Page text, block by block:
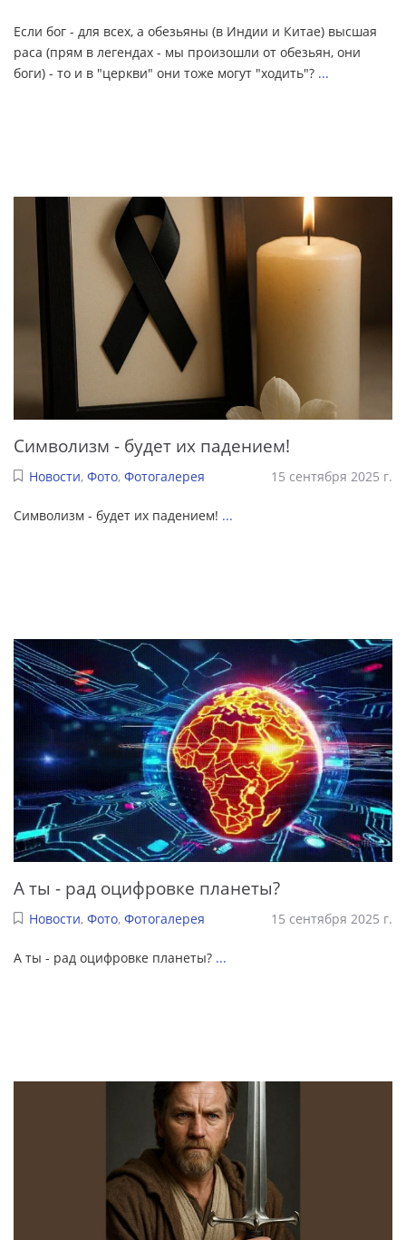
Если бог - для всех, а обезьяны (в Индии и Китае) высшая
раса (прям в легендах - мы произошли от обезьян, они
боги) - то и в "церкви" они тоже могут "ходить"? ...
Символизм - будет их падением!
Новости, Фото, Фотогалерея 15 сентября 2025 г.
Символизм - будет их падением! ...
А ты - рад оцифровке планеты?
Новости, Фото, Фотогалерея 15 сентября 2025 г.
А ты - рад оцифровке планеты? ...